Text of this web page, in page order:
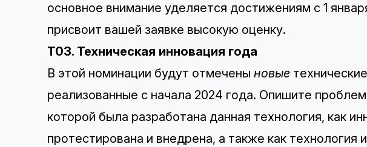
основное внимание уделяется достижениям с 1
присвоит вашей заявке высокую оценку.
T03. Техническая инновация года
В этой номинации будут отмечены новые
реализованные с начала 2024 года. Опишите
которой была разработана данная технология, как
протестирована и внедрена, а также как технология